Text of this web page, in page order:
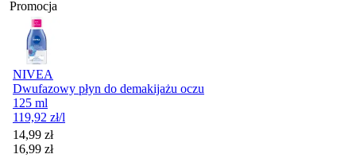
Promocja
NIVEA
Dwufazowy płyn do demakijażu oczu
125 ml
119,92 zł/l
Cena promocyjna
14,99 zł
16,99 zł